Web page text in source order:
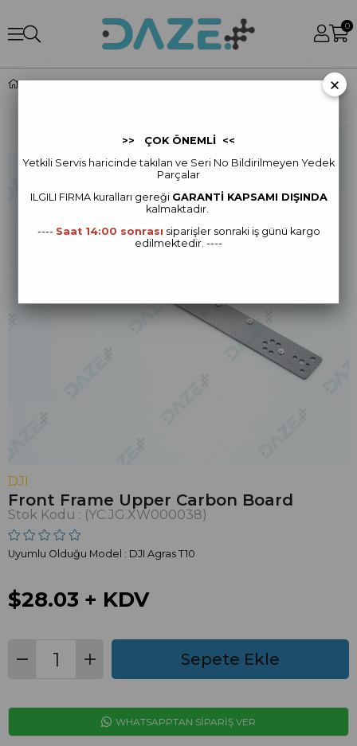
0
Front Frame Upper Carbon Board
DJI
Front Frame Upper Carbon Board
Stok Kodu (YC.JG.XW000038)
Uyumlu Olduğu Model : DJI Agras T10
$28.03 + KDV
WHATSAPPTAN SİPARİŞ VER
×
>> ÇOK ÖNEMLİ <<
Yetkili Servis haricinde takılan ve Seri No Bildirilmeyen Yedek
Parçalar
ILGILI FIRMA kuralları gereği GARANTİ KAPSAMI DIŞINDA
kalmaktadır.
---- Saat 14:00 sonrası siparişler sonraki iş günü kargo
edilmektedir. ----